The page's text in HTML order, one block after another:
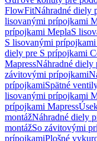
FlowFitNáhradné diely
lisovanými prípojkami
prípojkami MeplaS
S lisovanými
diely pre S prípojkami
MapressNáhradné diely
závitovými prípojkami
prípojkamiSpätné
lisovanými prípojkami
prípojkami Mapress
montážNáhradné diely
montážSo závitovými
prípojkamiPlošné